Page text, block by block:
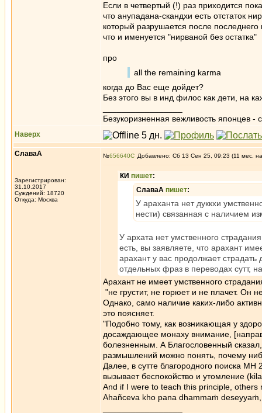
Если в четвертый (!) раз приходится
что анупадана-скандхи есть отстаток
который разрушается после
что и именуется "нирваной без остатка"
про
all the remaining karma
когда до Вас еще дойдет?
Без этого вы в инд филос как дети, на
Безукоризненная вежливость японцев -
Наверх
СлаваА
Зарегистрирован:
31.10.2017
Суждений: 18720
Откуда: Москва
№656640 Добавлено: Сб 13 Сен 25, 09:23 (11 мес.
КИ пишет:
СлаваА пишет:
У араханта нет дуккхи
нести) связанная с наличием
У архата нет умственного
есть, вы заявляете, что арахант
арахант у вас продолжает
отдельных фраз в переводах сутт,
Арахант не имеет умственного
"не грустит, не горюет и не плачет. Он
Однако, само наличие каких-либо
это поясняет.
"Подобно тому, как возникающая у
досаждающее монаху внимание,
болезненным. А Благословенный
размышлений можно понять, почему
Далее, в сутте благородного поиска
вызывает беспокойство и утомление
And if I were to teach this principle,
Ahañceva kho pana dhammaṁ